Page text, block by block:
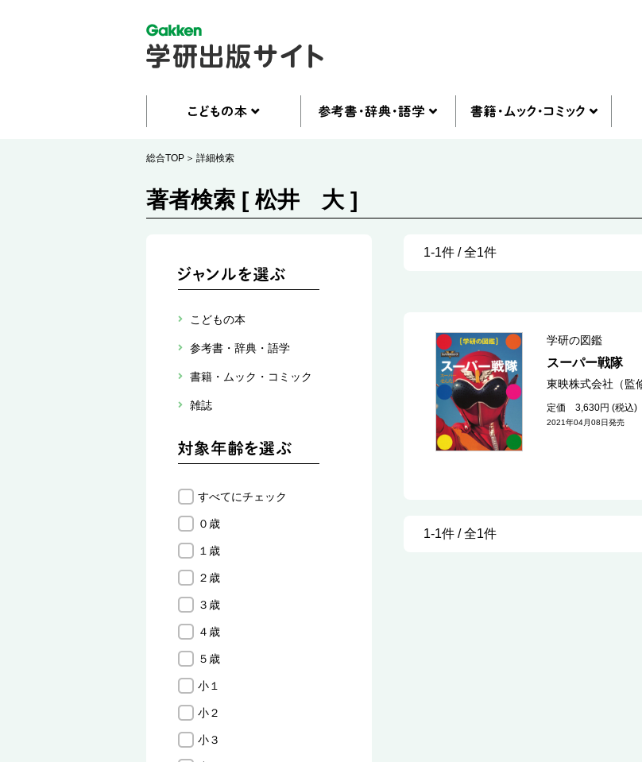
総合TOP 詳細検索
著者検索 [ 松井 大 ]
こどもの本
参考書・辞典・語学
書籍・ムック・コミック
雑誌
すべてにチェック
０歳
１歳
２歳
３歳
４歳
５歳
小１
小２
小３
1-1件 / 全1件
学研の図鑑
スーパー戦隊
東映株式会社（監
定価 3,630円 (税込)
2021年04月08日発売
1-1件 / 全1件